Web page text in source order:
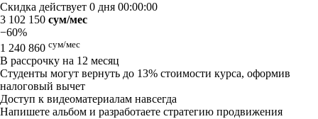
Скидка действует 0 дня 00:00:00
3 102 150 сум/мес
−60%
1 240 860 сум/мес
В рассрочку на 12 месяц
Студенты могут вернуть до 13% стоимости курса, оформив
налоговый вычет
Доступ к видеоматериалам навсегда
Напишете альбом и разработаете стратегию продвижения